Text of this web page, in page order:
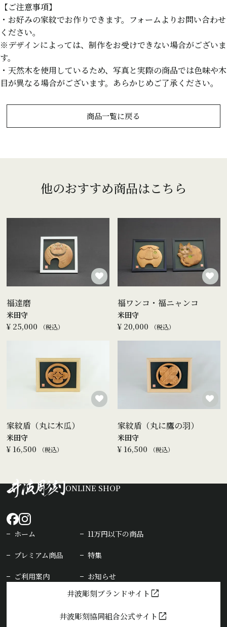
【ご注意事項】
・お好みの家紋でお作りできます。フォームよりお問い合わせ
ください。
※デザインによっては、制作をお受けできない場合がございま
す。
・天然木を使用しているため、写真と実際の商品では色味や木
目が異なる場合がございます。あらかじめご了承ください。
商品一覧に戻る
他のおすすめ商品はこちら
福達磨
¥ 25,000 税込
米田守
福ワンコ・福ニャンコ
¥ 20,000 税込
米田守
家紋盾（丸に木瓜）
¥ 16,500 税込
米田守
家紋盾（丸に鷹の羽）
¥ 16,500 税込
米田守
ONLINE SHOP
ホーム 11万円以下の商品
プレミアム商品 特集
ご利用案内 お知らせ
井波彫刻ブランドサイト open_in_new
井波彫刻協同組合公式サイト open_in_new